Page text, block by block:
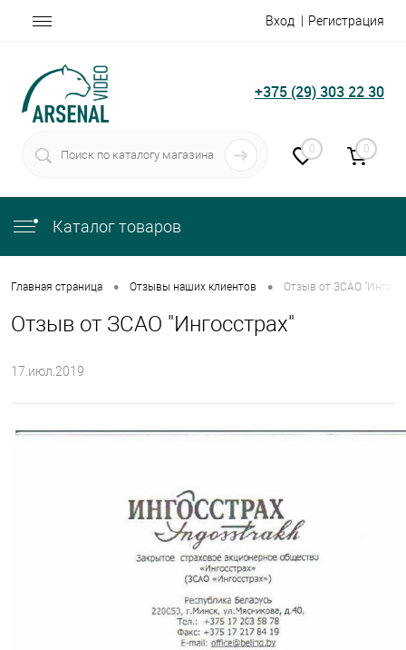
Вход Регистрация
+375 (29) 303 22 30
0 0
Каталог товаров
Главная страница • Отзывы наших клиентов • Отзыв от ЗСАО
Отзыв от ЗСАО "Ингосстрах"
17.июл.2019